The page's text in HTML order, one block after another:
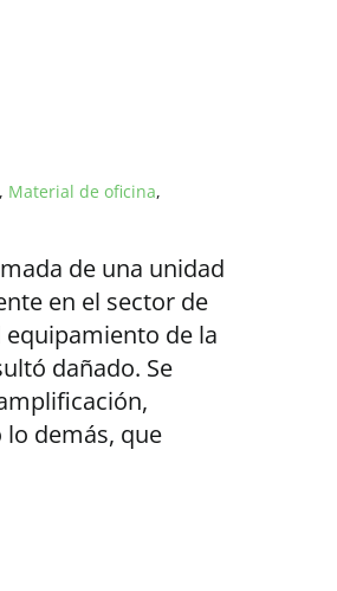
, Material de oficina,
de una unidad
en el sector de
de la
dañado. Se
lo demás, que